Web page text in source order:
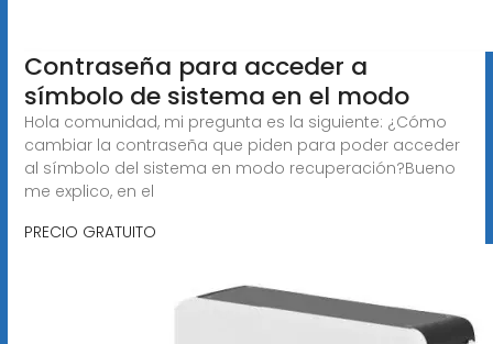
Contraseña para acceder a
símbolo de sistema en el modo
Hola comunidad, mi pregunta es la siguiente: ¿Cómo
cambiar la contraseña que piden para poder acceder
al símbolo del sistema en modo recuperación?Bueno
me explico, en el
PRECIO GRATUITO